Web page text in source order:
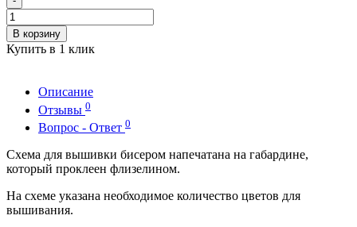
В корзину
Купить в 1 клик
Описание
Отзывы 0
Вопрос - Ответ 0
Схема для вышивки бисером напечатана на габардине,
который проклеен флизелином.
На схеме указана необходимое количество цветов для
вышивания.